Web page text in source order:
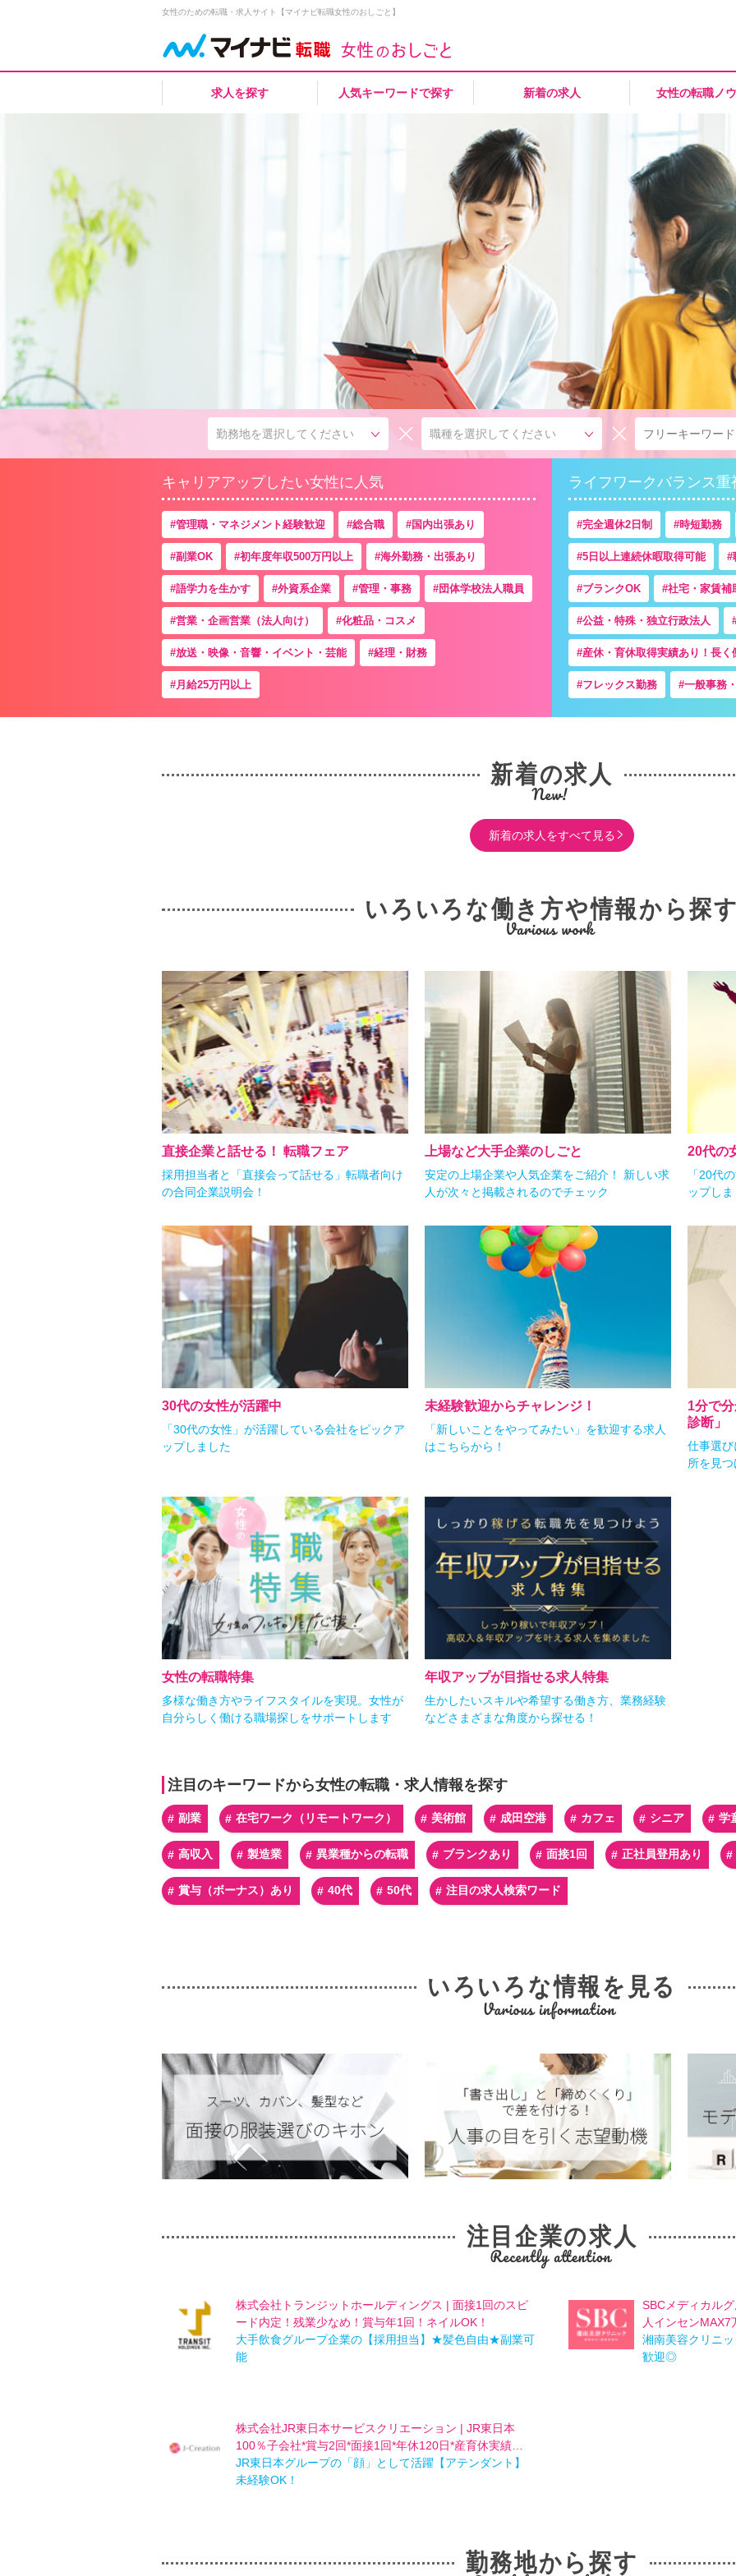
女性のための転職・求人サイト【マイナビ転職女性のおしごと】
求人を探す 人気キーワードで探す 新着の求人 女性の転職ノ
勤務地を選択してください 職種を選択してください
キャリアアップしたい女性に人気
管理職・マネジメント経験歓迎 総合職 国内出張あり
副業OK 初年度年収500万円以上 海外勤務・出張あり
語学力を生かす 外資系企業 管理・事務 団体学校法人職員
営業・企画営業（法人向け） 化粧品・コスメ
放送・映像・音響・イベント・芸能 経理・財務
月給25万円以上
ライフワークバランス
完全週休2日制 時短勤務
5日以上連続休暇取得可能
ブランクOK 社宅・家賃補
公益・特殊・独立行政法人
産休・育休取得実績あり！長く
フレックス勤務 一般事務
新着の求人
新着の求人をすべて見る
いろいろな働き方や情報から探
直接企業と話せる！ 転職フェア
採用担当者と「直接会って話せる」転職者向け
の合同企業説明会！
上場など大手企業のしごと
安定の上場企業や人気企業をご紹介！ 新しい求
人が次々と掲載されるのでチェック
20代の
「20代
ップし
30代の女性が活躍中
「30代の女性」が活躍している会社をピックア
ップしました
未経験歓迎からチャレンジ！
「新しいことをやってみたい」を歓迎する求人
はこちらから！
1分で
診断」
仕事選
所を見
女性の転職特集
多様な働き方やライフスタイルを実現。女性が
自分らしく働ける職場探しをサポートします
年収アップが目指せる求人特集
生かしたいスキルや希望する働き方、業務経験
などさまざまな角度から探せる！
注目のキーワードから女性の転職・求人情報を探す
副業 在宅ワーク（リモートワーク） 美術館 成田空港 カフェ シニア 学
高収入 製造業 異業種からの転職 ブランクあり 面接1回 正社員登用あり
賞与（ボーナス）あり 40代 50代 注目の求人検索ワード
いろいろな情報を見る
注目企業の求人
株式会社トランジットホールディングス | 面接1回のスピ
ード内定！残業少なめ！賞与年1回！ネイルOK！
大手飲食グループ企業の【採用担当】★髪色自由★副業可
能
SBCメディカル
人インセン
湘南美容クリニ
歓迎◎
株式会社JR東日本サービスクリエーション | JR東日本
100％子会社*賞与2回*面接1回*年休120日*産育休実績…
JR東日本グループの「顔」として活躍【アテンダント】
未経験OK！
勤務地から探す